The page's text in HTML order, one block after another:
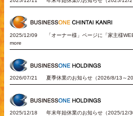
2025/12/09 「オーナー様」ページに「家主様
more
2026/07/21 夏季休業のお知らせ（2026/8/13～
2025/12/18 年末年始休業のお知らせ（2025/12/